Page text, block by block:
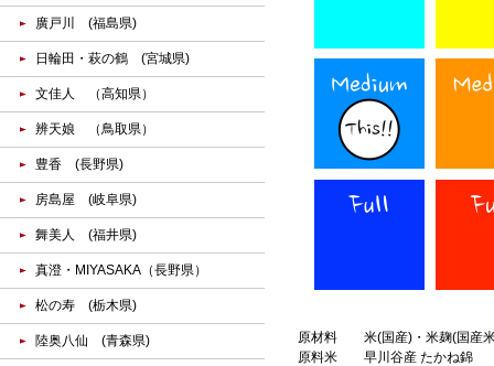
原材料
米(国産)・米麹(国産
原料米
早川谷産 たかね錦
廣戸川 (福島県)
日輪田・萩の鶴 (宮城県)
文佳人 （高知県）
辨天娘 （鳥取県）
豊香 (長野県)
房島屋 (岐阜県)
舞美人 (福井県)
真澄・MIYASAKA（長野県）
松の寿 (栃木県)
陸奥八仙 (青森県)